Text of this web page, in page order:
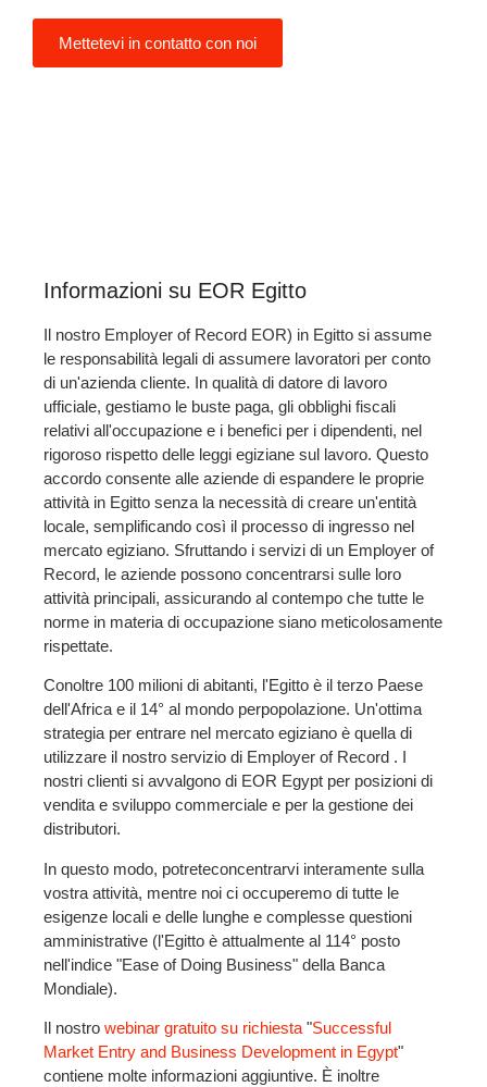
Mettetevi in contatto con noi
Informazioni su EOR Egitto
Il nostro Employer of Record EOR) in Egitto si assume
le responsabilità legali di assumere lavoratori per conto
di un'azienda cliente. In qualità di datore di lavoro
ufficiale, gestiamo le buste paga, gli obblighi fiscali
relativi all'occupazione e i benefici per i dipendenti, nel
rigoroso rispetto delle leggi egiziane sul lavoro. Questo
accordo consente alle aziende di espandere le proprie
attività in Egitto senza la necessità di creare un'entità
locale, semplificando così il processo di ingresso nel
mercato egiziano. Sfruttando i servizi di un Employer of
Record, le aziende possono concentrarsi sulle loro
attività principali, assicurando al contempo che tutte le
norme in materia di occupazione siano meticolosamente
rispettate.
Conoltre 100 milioni di abitanti, l'Egitto è il terzo Paese
dell'Africa e il 14° al mondo perpopolazione. Un'ottima
strategia per entrare nel mercato egiziano è quella di
utilizzare il nostro servizio di Employer of Record . I
nostri clienti si avvalgono di EOR Egypt per posizioni di
vendita e sviluppo commerciale e per la gestione dei
distributori.
In questo modo, potreteconcentrarvi interamente sulla
vostra attività, mentre noi ci occuperemo di tutte le
esigenze locali e delle lunghe e complesse questioni
amministrative (l'Egitto è attualmente al 114° posto
nell'indice "Ease of Doing Business" della Banca
Mondiale).
Il nostro webinar gratuito su richiesta "Successful
Market Entry and Business Development in Egypt"
contiene molte informazioni aggiuntive. È inoltre